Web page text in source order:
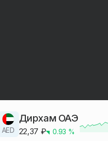
AED
Дирхам ОАЭ
22,37 ₽ 0.93 %